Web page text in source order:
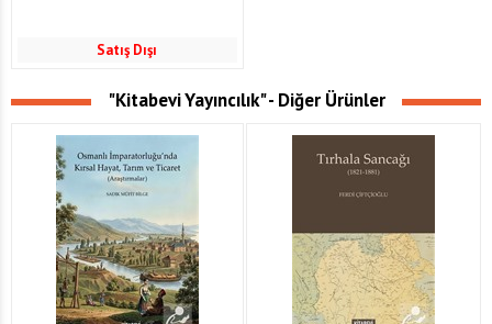
Satış Dışı
"Kitabevi Yayıncılık" - Diğer Ürünler